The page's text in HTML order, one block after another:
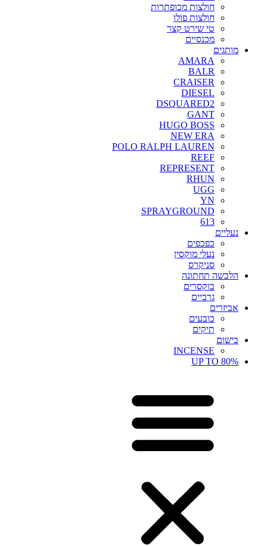
חולצות מכופתרות
חולצות פולו
טי שירט קצר
מכנסיים
מותגים
AMARA
BALR
CRAISER
DIESEL
DSQUARED2
GANT
HUGO BOSS
NEW ERA
POLO RALPH LAUREN
REEF
REPRESENT
RHUN
UGG
YN
SPRAYGROUND
613
נעליים
כפכפים
נעלי מוקסין
סניקרס
הלבשה תחתונה
בוקסרים
גרביים
אביזרים
כובעים
תיקים
בישום
INCENSE
UP TO 80%